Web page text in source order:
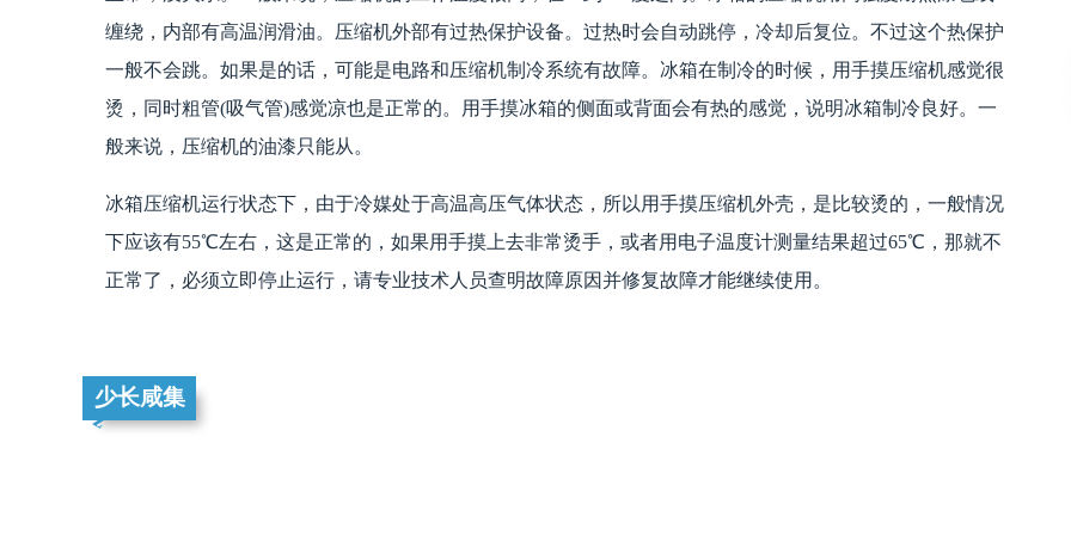
缠绕，内部有高温润滑油。压缩机外部有过热保护设备。过热时会自动跳停，冷却后复位。不过这个热保护
一般不会跳。如果是的话，可能是电路和压缩机制冷系统有故障。冰箱在制冷的时候，用手摸压缩机感觉很
烫，同时粗管(吸气管)感觉凉也是正常的。用手摸冰箱的侧面或背面会有热的感觉，说明冰箱制冷良好。一
般来说，压缩机的油漆只能从。
冰箱压缩机运行状态下，由于冷媒处于高温高压气体状态，所以用手摸压缩机外壳，是比较烫的，一般情况
下应该有55℃左右，这是正常的，如果用手摸上去非常烫手，或者用电子温度计测量结果超过65℃，那就不
正常了，必须立即停止运行，请专业技术人员查明故障原因并修复故障才能继续使用。
少长咸集